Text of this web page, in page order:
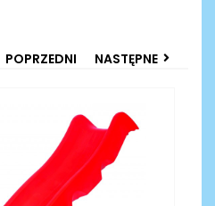
POPRZEDNI NASTĘPNE